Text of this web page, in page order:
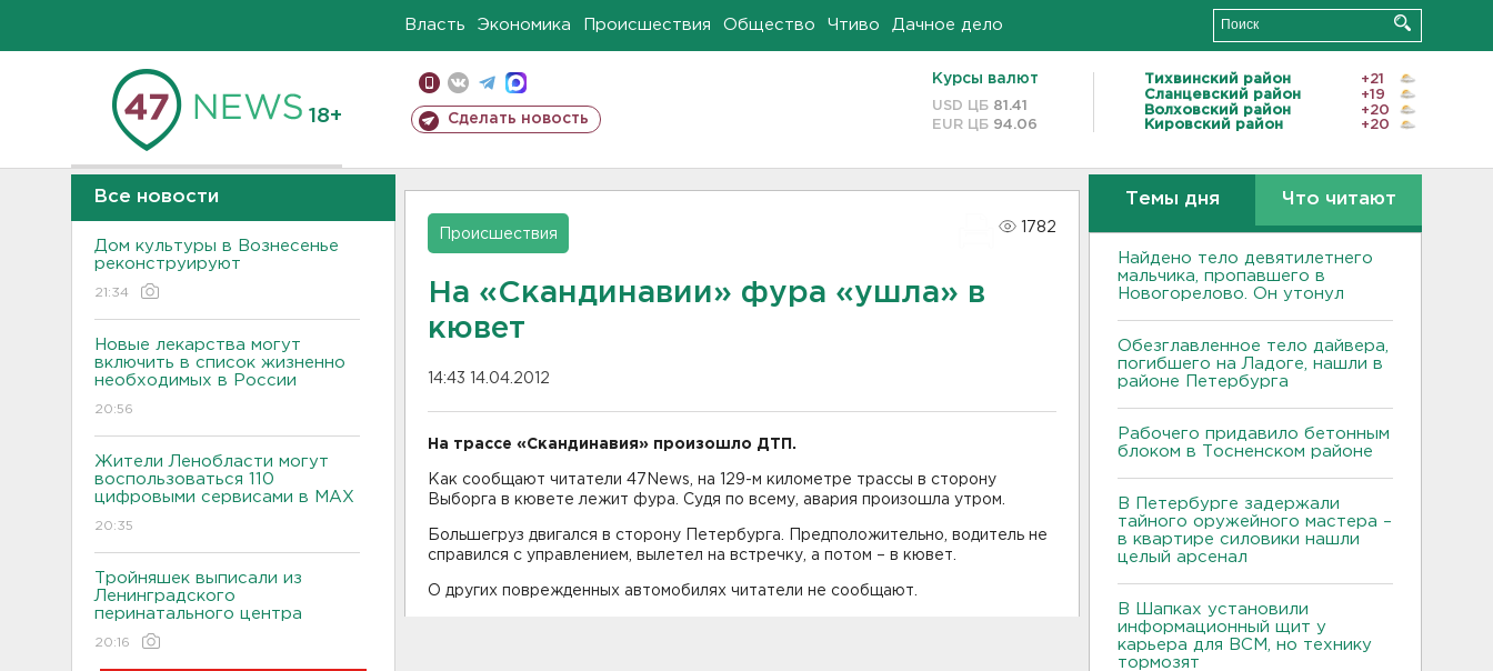
Власть Экономика Происшествия Общество Чтиво Дачное дело
18+ Сделать новость
Курсы валют
USD ЦБ 81.41
EUR ЦБ 94.06
Тихвинский район
+21
Сланцевский район
+19
Волховский район
+20
Кировский район
+20
Все новости
Дом культуры в Вознесенье
реконструируют
21:34
Новые лекарства могут
включить в список жизненно
необходимых в России
20:56
Жители Ленобласти могут
воспользоваться 110
цифровыми сервисами в МАХ
20:35
Тройняшек выписали из
Ленинградского
перинатального центра
20:16
Происшествия
1782
На «Скандинавии» фура «ушла» в
кювет
14:43 14.04.2012
На трассе «Скандинавия» произошло ДТП.
Как сообщают читатели 47News, на 129-м километре трассы в сторону
Выборга в кювете лежит фура. Судя по всему, авария произошла утром.
Большегруз двигался в сторону Петербурга. Предположительно, водитель не
справился с управлением, вылетел на встречку, а потом – в кювет.
О других поврежденных автомобилях читатели не сообщают.
Темы дня Что читают
Найдено тело девятилетнего
мальчика, пропавшего в
Новогорелово. Он утонул
Обезглавленное тело дайвера,
погибшего на Ладоге, нашли в
районе Петербурга
Рабочего придавило бетонным
блоком в Тосненском районе
В Петербурге задержали
тайного оружейного мастера –
в квартире силовики нашли
целый арсенал
В Шапках установили
информационный щит у
карьера для ВСМ, но технику
тормозят